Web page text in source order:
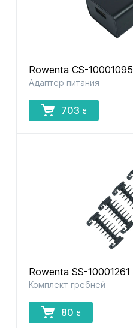
Rowenta CS-10001095
Адаптер питания
703 ₴
Rowenta SS-10001261
Комплект гребней
80 ₴